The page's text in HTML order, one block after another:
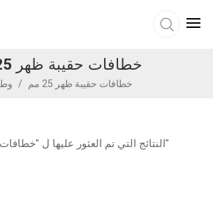
خطافات حقيبة ظهر 25 مم
/ خطافات حقيبة ظهر 25 مم
1 النتائج التي تم العثور عليها ل "خطافات حقيبة ظهر 25 مم"